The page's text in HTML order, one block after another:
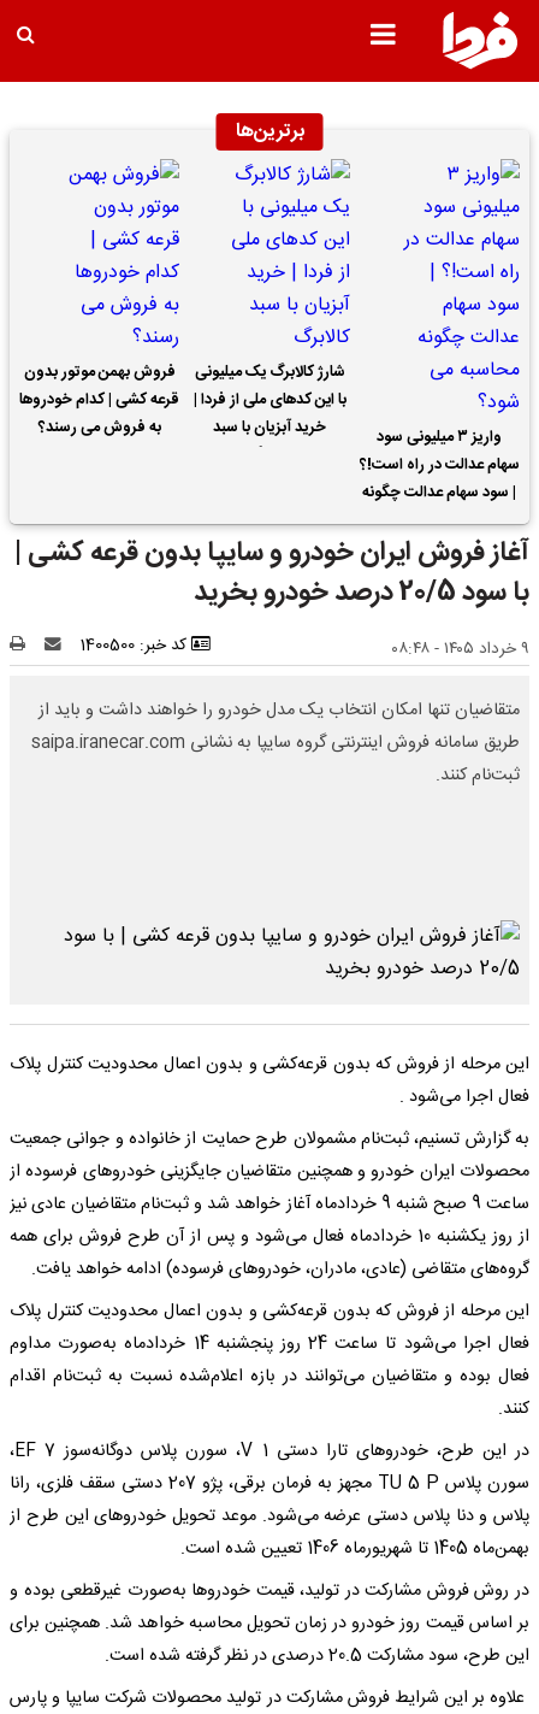
برترین‌ها
واریز ۳ میلیونی سود
سهام عدالت در راه است!؟
| سود سهام عدالت چگونه
محاسبه می شود؟
شارژ کالابرگ یک میلیونی
با این کدهای ملی از فردا |
خرید آبزیان با سبد
فروش بهمن موتور بدون
قرعه کشی | کدام خودروها
به فروش می رسند؟
آغاز فروش ایران خودرو و سایپا بدون قرعه کشی |
با سود 20/5 درصد خودرو بخرید
۹ خرداد ۱۴۰۵ - ۰۸:۴۸ کد خبر: 1400500
متقاضیان تنها امکان انتخاب یک مدل خودرو را خواهند داشت و باید از
طریق سامانه فروش اینترنتی گروه سایپا به نشانی saipa.iranecar.com
ثبت‌نام کنند.
این مرحله از فروش که بدون قرعه‌کشی و بدون اعمال محدودیت کنترل پلاک
فعال اجرا می‌شود .
به گزارش تسنیم، ثبت‌نام مشمولان طرح حمایت از خانواده و جوانی جمعیت
محصولات ایران خودرو و همچنین متقاضیان جایگزینی خودرو‌های فرسوده از
ساعت 9 صبح شنبه 9 خردادماه آغاز خواهد شد و ثبت‌نام متقاضیان عادی نیز
از روز یکشنبه 10 خردادماه فعال می‌شود و پس از آن طرح فروش برای همه
گروه‌های متقاضی (عادی، مادران، خودرو‌های فرسوده) ادامه خواهد یافت.
این مرحله از فروش که بدون قرعه‌کشی و بدون اعمال محدودیت کنترل پلاک
فعال اجرا می‌شود تا ساعت 24 روز پنجشنبه 14 خردادماه به‌صورت مداوم
فعال بوده و متقاضیان می‌توانند در بازه اعلام‌شده نسبت به ثبت‌نام اقدام
کنند.
در این طرح، خودرو‌های تارا دستی V 1، سورن پلاس دوگانه‌سوز EF 7،
سورن پلاس TU 5 P مجهز به فرمان برقی، پژو 207 دستی سقف فلزی، رانا
پلاس و دنا پلاس دستی عرضه می‌شود. موعد تحویل خودرو‌های این طرح از
بهمن‌ماه 1405 تا شهریورماه 1406 تعیین شده است.
در روش فروش مشارکت در تولید، قیمت خودرو‌ها به‌صورت غیرقطعی بوده و
بر اساس قیمت روز خودرو در زمان تحویل محاسبه خواهد شد. همچنین برای
این طرح، سود مشارکت 20.5 درصدی در نظر گرفته شده است.
علاوه بر این شرایط فروش مشارکت در تولید محصولات شرکت سایپا و پارس